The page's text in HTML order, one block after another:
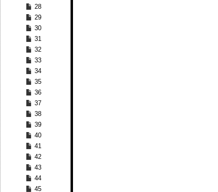
28
29
30
31
32
33
34
35
36
37
38
39
40
41
42
43
44
45